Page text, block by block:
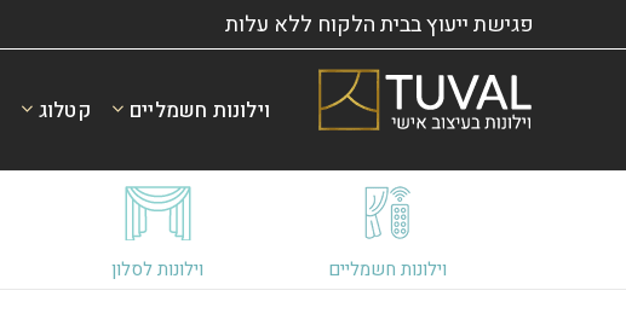
פגישת ייעוץ בבית הלקוח ללא עלות
וילונות חשמליים קטלוג
וילונות חשמליים וילונות לסלון